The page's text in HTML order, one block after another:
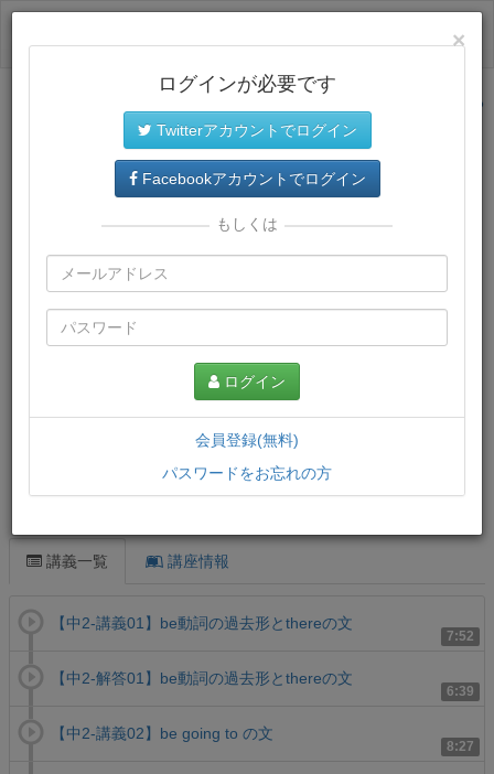
サイトトップに戻る
プレミアム会員では、教材がダウンロードでき、快適な動画
再生環境が提供されます。
講義一覧 講座情報
7:52
【中2-講義01】be動詞の過去形とthereの文
6:39
【中2-解答01】be動詞の過去形とthereの文
8:27
【中2-講義02】be going to の文
×
ログインが必要です
Twitterアカウントでログイン
Facebookアカウントでログイン
もしくは
ログイン
会員登録(無料)
パスワードをお忘れの方